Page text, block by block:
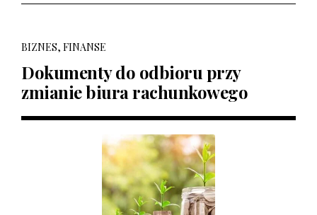
BIZNES, FINANSE
Dokumenty do odbioru przy
zmianie biura rachunkowego